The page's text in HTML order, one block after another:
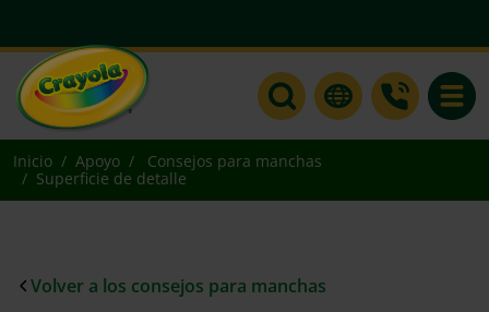
Inicio Apoyo
Consejos para manchas
Superficie de detalle
Volver a los consejos para manchas